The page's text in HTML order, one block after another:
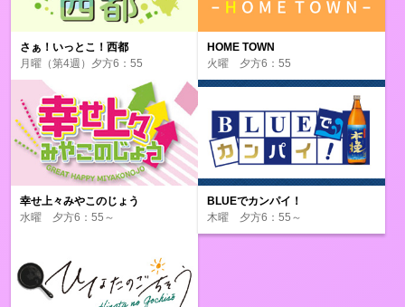
さぁ！いっとこ！西都
月曜（第4週）夕方6：55
HOME TOWN
火曜 夕方6：55
幸せ上々みやこのじょう
水曜 夕方6：55～
BLUEでカンパイ！
木曜 夕方6：55～